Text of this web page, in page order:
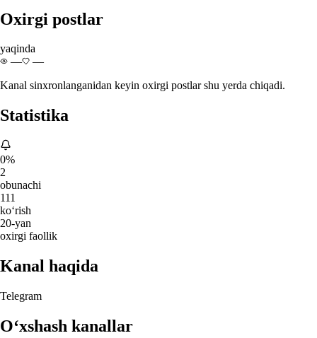
Oxirgi postlar
yaqinda
—
—
Kanal sinxronlanganidan keyin oxirgi postlar shu yerda chiqadi.
Statistika
0%
2
obunachi
111
ko‘rish
20-yan
oxirgi faollik
Kanal haqida
Telegram
O‘xshash kanallar